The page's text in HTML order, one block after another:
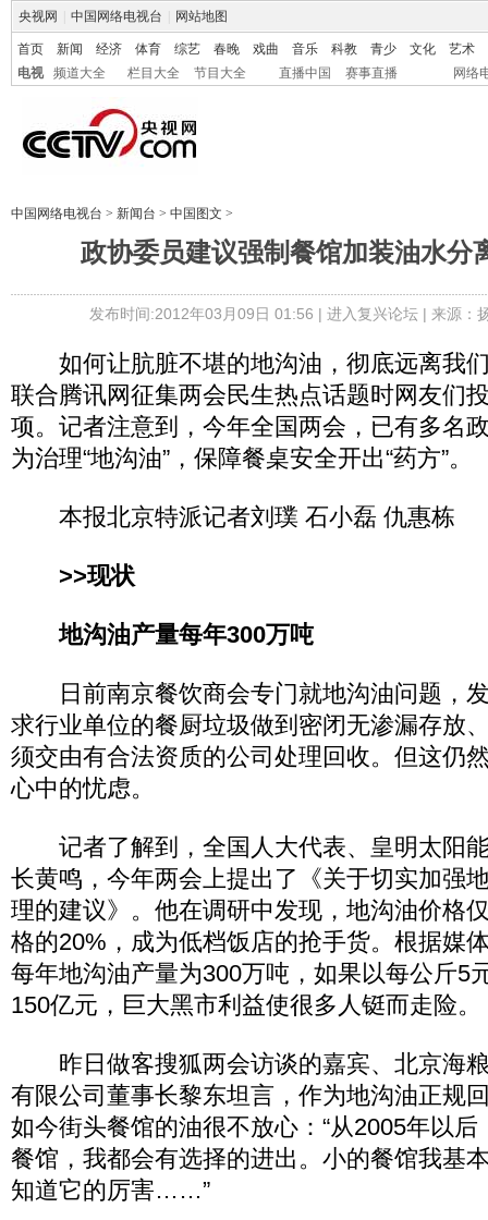
央视网 中国网络电视台 网站地图
首页 新闻 经济 体育 综艺 春晚 戏曲 音乐 科教 青少 文化
艺术
电视
频道大全 栏目大全 节目大全 直播中国 赛事直播 网络
中国网络电视台 > 新闻台 > 中国图文 >
政协委员建议强制餐馆加装油水分
发布时间:2012年03月09日 01:56 | 进入复兴论坛| 来源：
如何让肮脏不堪的地沟油，彻底远离我
联合腾讯网征集两会民生热点话题时网友们
项。记者注意到，今年全国两会，已有多名
为治理“地沟油”，保障餐桌安全开出“药方”。
本报北京特派记者刘璞 石小磊 仇惠栋
>>现状
地沟油产量每年300万吨
日前南京餐饮商会专门就地沟油问题，
求行业单位的餐厨垃圾做到密闭无渗漏存放
须交由有合法资质的公司处理回收。但这仍
心中的忧虑。
记者了解到，全国人大代表、皇明太阳
长黄鸣，今年两会上提出了《关于切实加强
理的建议》。他在调研中发现，地沟油价格
格的20%，成为低档饭店的抢手货。根据媒
每年地沟油产量为300万吨，如果以每公斤5
150亿元，巨大黑市利益使很多人铤而走险。
昨日做客搜狐两会访谈的嘉宾、北京海
有限公司董事长黎东坦言，作为地沟油正规
如今街头餐馆的油很不放心：“从2005年以
餐馆，我都会有选择的进出。小的餐馆我基
知道它的厉害……”